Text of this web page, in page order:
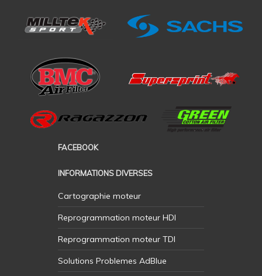
FACEBOOK
INFORMATIONS DIVERSES
Cartographie moteur
Reprogrammation moteur HDI
Reprogrammation moteur TDI
Solutions Problemes AdBlue